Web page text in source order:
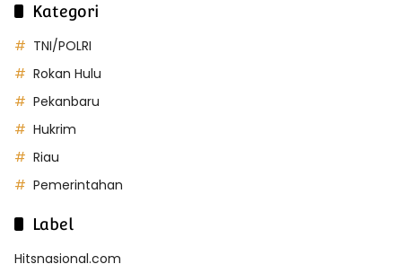
Kategori
TNI/POLRI
Rokan Hulu
Pekanbaru
Hukrim
Riau
Pemerintahan
Label
Hitsnasional.com